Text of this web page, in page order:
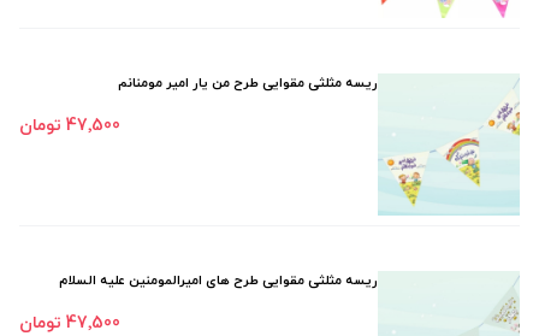
ریسه مثلثی مقوایی طرح من یار امیر مومنانم
47٬500 تومان
ریسه مثلثی مقوایی طرح های امیرالمومنین علیه السلام
47٬500 تومان